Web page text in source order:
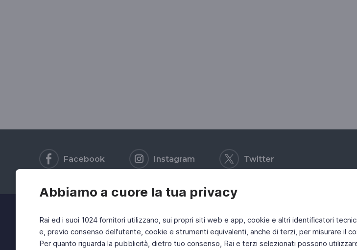
Abbiamo a cuore la tua privacy
Rai ed i suoi 1024 fornitori utilizzano, sui propri siti web e app, cookie e altri identificatori
e, previo consenso dell'utente, cookie e strumenti equivalenti, anche di terzi, per misurare il
Per quanto riguarda la pubblicità, dietro tuo consenso, Rai e terzi selezionati possono
Facebook Instagram Twitter